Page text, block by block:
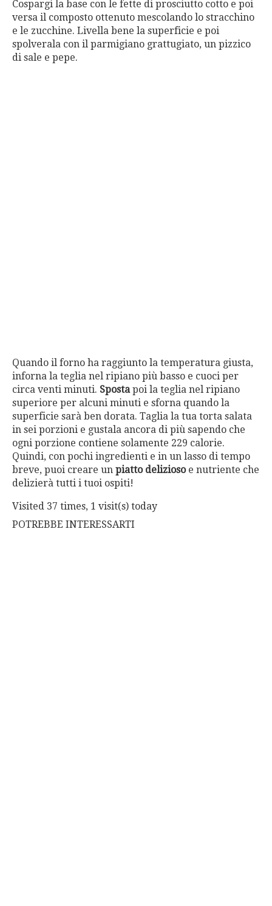
Cospargi la base con le fette di prosciutto cotto e poi
versa il composto ottenuto mescolando lo stracchino
e le zucchine. Livella bene la superficie e poi
spolverala con il parmigiano grattugiato, un pizzico
di sale e pepe.
Quando il forno ha raggiunto la temperatura giusta,
inforna la teglia nel ripiano più basso e cuoci per
circa venti minuti. Spostapoi la teglia nel ripiano
superiore per alcuni minuti e sforna quando la
superficie sarà ben dorata. Taglia la tua torta salata
in sei porzioni e gustala ancora di più sapendo che
ogni porzione contiene solamente 229 calorie.
Quindi, con pochi ingredienti e in un lasso di tempo
breve, puoi creare un piatto deliziosoe nutriente che
delizierà tutti i tuoi ospiti!
Visited 37 times, 1 visit(s) today
POTREBBE INTERESSARTI